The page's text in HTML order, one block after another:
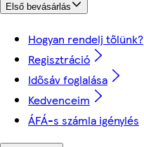
Első bevásárlás
Hogyan rendelj tőlünk?
Regisztráció
Idősáv foglalása
Kedvenceim
ÁFÁ-s számla igénylés